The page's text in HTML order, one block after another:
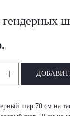
шар 70 см на